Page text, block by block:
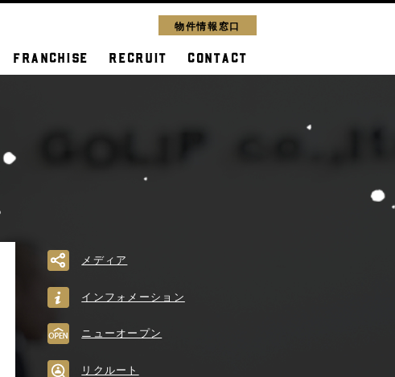
物件情報窓口
FRANCHISE RECRUIT CONTACT
メディア
インフォメーション
ニューオープン
リクルート